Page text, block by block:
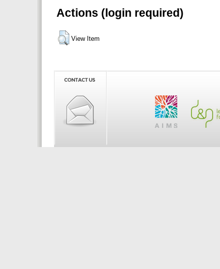
Actions (login required)
View Item